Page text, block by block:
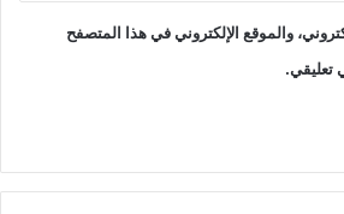
والموقع الإلكتروني في هذا المتصفح
تعليقي.